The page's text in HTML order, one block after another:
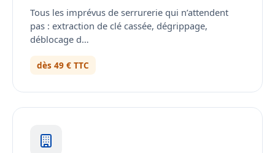
Tous les imprévus de serrurerie qui n’attendent
pas : extraction de clé cassée, dégrippage,
déblocage d…
dès 49 € TTC